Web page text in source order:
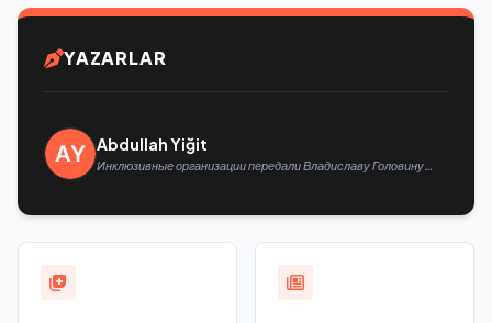
YAZARLAR
Abdullah Yiğit
Инклюзивные организации передали Владиславу Головину